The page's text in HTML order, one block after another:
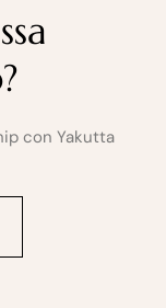
con Yakutta